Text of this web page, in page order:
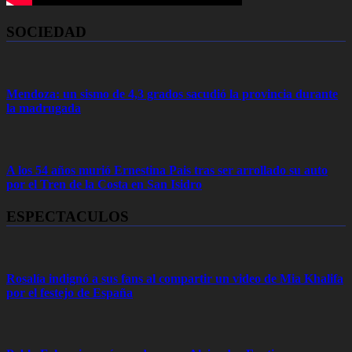
SOCIEDAD
Mendoza: un sismo de 4,3 grados sacudió la provincia durante
la madrugada
A los 54 años murió Ernestina Pais tras ser arrollado su auto
por el Tren de la Costa en San Isidro
ESPECTACULOS
Rosalía indignó a sus fans al compartir un video de Mia Khalifa
por el festejo de España